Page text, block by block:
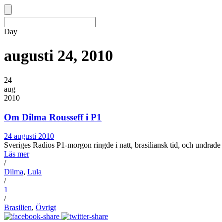
Day
augusti 24, 2010
24
aug
2010
Om Dilma Rousseff i P1
24 augusti 2010
Sveriges Radios P1-morgon ringde i natt, brasiliansk tid, och
Läs mer
/
Dilma, Lula
/
1
/
Brasilien, Övrigt